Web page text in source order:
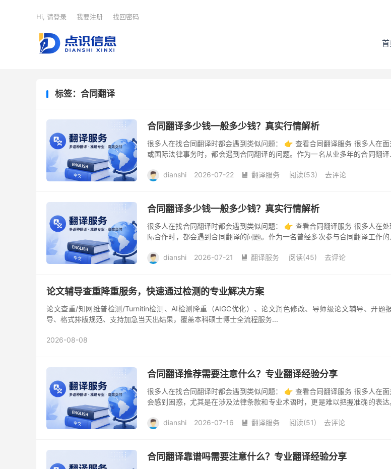
首
Hi, 请登录 我要注册 找回密码
标签：合同翻译
合同翻译多少钱一般多少钱？真实行情解析
很多人在找合同翻译时都会遇到类似问题： 👉 查看合同翻译服务 很多人在
或国际法律事务时，都会遇到合同翻译的问题。作为一名从业多年的合同翻译
dianshi 2026-07-22  翻译服务 阅读(53) 去评论
合同翻译多少钱一般多少钱？真实行情解析
很多人在找合同翻译时都会遇到类似问题： 👉 查看合同翻译服务 很多人在
际合作时，都会遇到合同翻译的问题。作为一名曾经多次参与合同翻译工作的
dianshi 2026-07-21  翻译服务 阅读(45) 去评论
论文辅导查重降重服务，快速通过检测的专业解决方案
论文查重/知网维普检测/Turnitin检测、AI检测降重（AIGC优化）、论文润色修改、导师级论文辅导、开题
导、格式排版规范、支持加急当天出结果，覆盖本科硕士博士全流程服务...
2026-08-08
合同翻译推荐需要注意什么？专业翻译经验分享
很多人在找合同翻译时都会遇到类似问题： 👉 查看合同翻译服务 很多人在
会感到困惑，尤其是在涉及法律条款和专业术语时，更是难以把握准确的表达
dianshi 2026-07-16  翻译服务 阅读(51) 去评论
合同翻译靠谱吗需要注意什么？专业翻译经验分享